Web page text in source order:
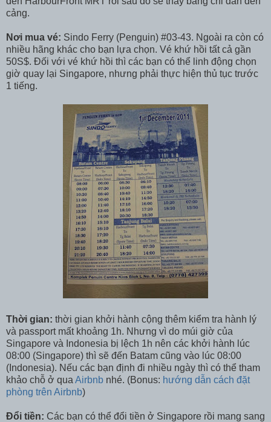
cảng.
Nơi mua vé: Sindo Ferry (Penguin) #03-43. Ngoài ra còn có
nhiều hãng khác cho bạn lựa chọn. Vé khứ hồi tất cả gần
50S$. Đối với vé khứ hồi thì các bạn có thể linh động chọn
giờ quay lại Singapore, nhưng phải thực hiện thủ tục trước
1 tiếng.
Thời gian: thời gian khởi hành cộng thêm kiểm tra hành lý
và passport mất khoảng 1h. Nhưng vì do múi giờ của
Singapore và Indonesia bị lệch 1h nên các khởi hành lúc
08:00 (Singapore) thì sẽ đến Batam cũng vào lúc 08:00
(Indonesia). Nếu các bạn định đi nhiều ngày thì có thể tham
khảo chỗ ở qua Airbnb nhé. (Bonus: hướng dẫn cách đặt
phòng trên Airbnb)
Đổi tiền: Các bạn có thể đổi tiền ở Singapore rồi mang sang